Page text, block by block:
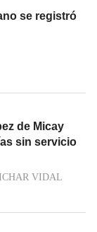
se registró
de Micay
sin servicio
VIDAL